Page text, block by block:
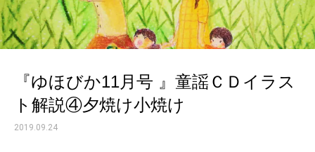
『ゆほびか11月号 』童謡ＣＤイラス
ト解説④夕焼け小焼け
2019.09.24